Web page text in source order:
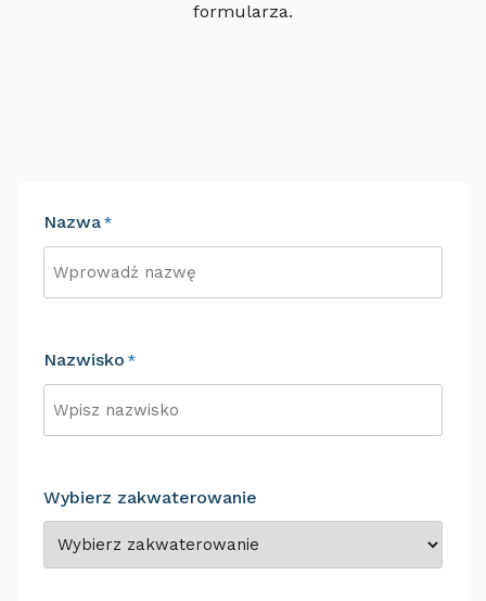
formularza.
Nazwa *
Nazwisko *
Wybierz zakwaterowanie